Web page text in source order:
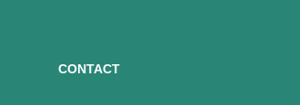
CONTACT